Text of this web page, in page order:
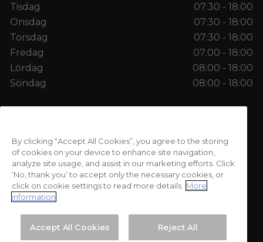
Tisdag
07:30 - 18:00
Onsdag
07:30 - 18:00
Torsdag
07:30 - 18:00
Fredag
07:00 - 18:00
Lördag
08:00 - 18:00
Söndag
08:00 - 18:00
Copyright © 2026 Kosterheds Konditori AB. Alla
rättigheter reserverade.
Vilkor och avtal
By clicking “Accept All Cookies”, you agree to the storing
of cookies on your device to enhance site navigation,
analyze site usage, and assist in our marketing efforts. Click
‘No, thank you’ to accept only the necessary cookies, or
click on cookie settings to read more details. More
information
Accept All Cookies Reject All